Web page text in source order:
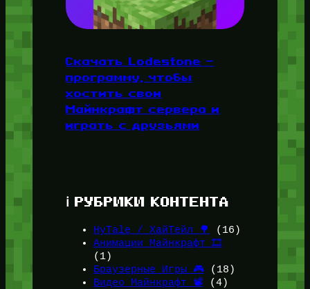
Скачать Lodestone —
программу, чтобы
хостить свои
Майнкрафт сервера и
играть с друзьями
ℹ️ РУБРИКИ КОНТЕНТА
HyTale / ХайТейл 🌳
(16)
Анимации Майнкрафт 🎞️
(1)
Браузерные Игры 🎮(18)
Видео Майнкрафт 📽️ (4)